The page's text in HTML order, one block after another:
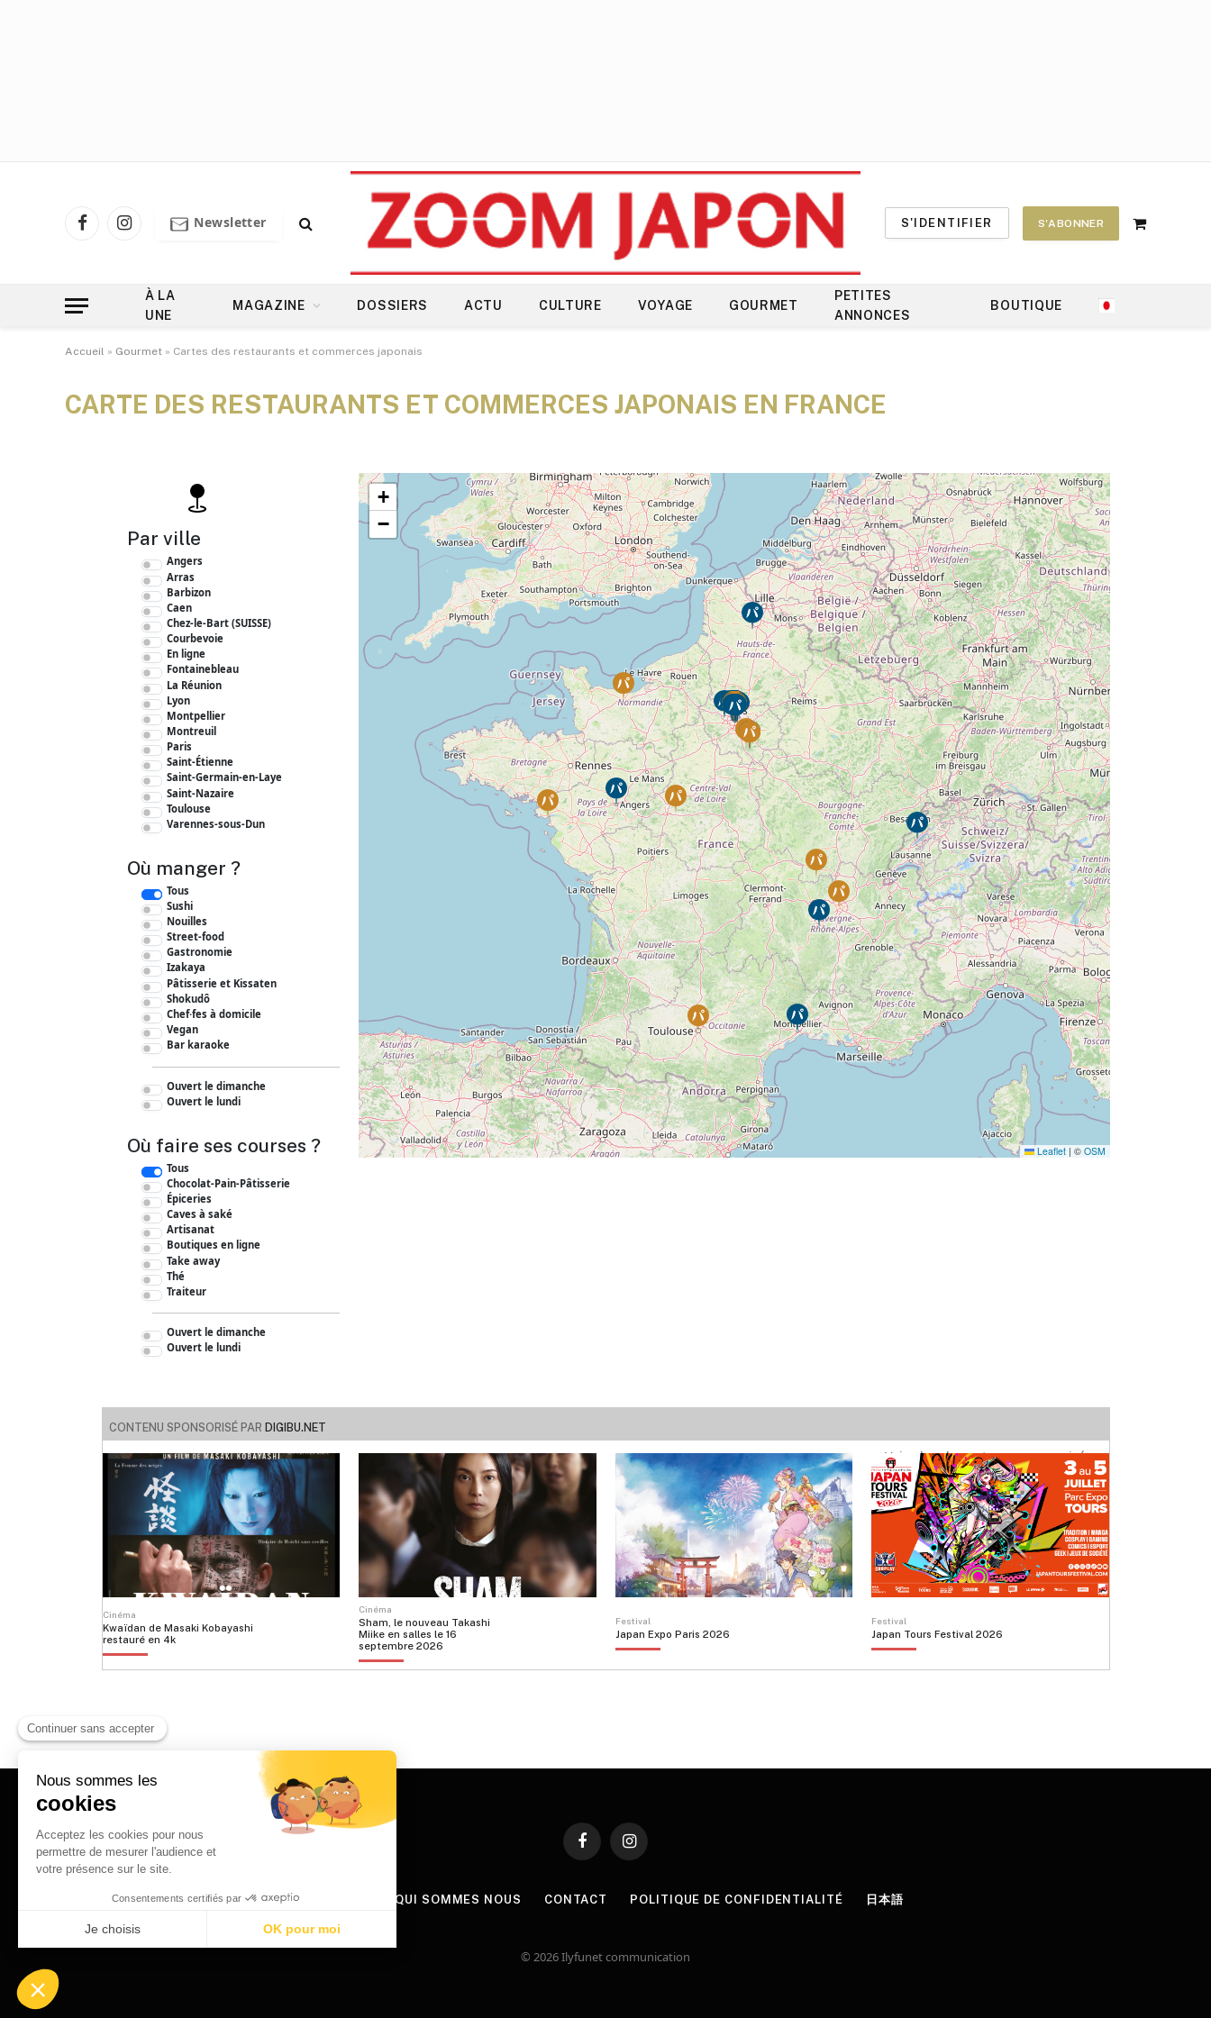
FacebookInstagram
Newsletter S'IDENTIFIER S'ABONNER
Shopping
À LA
UNE
MAGAZINE DOSSIERS ACTU CULTURE VOYAGE GOURMET
PETITES
ANNONCES
BOUTIQUE
Accueil » Gourmet » Cartes des restaurants et commerces japonais
CARTE DES RESTAURANTS ET COMMERCES JAPONAIS EN FRANCE
Par ville
Angers
Arras
Barbizon
Caen
Chez-le-Bart (SUISSE)
Courbevoie
En ligne
Fontainebleau
La Réunion
Lyon
Montpellier
Montreuil
Paris
Saint-Étienne
Saint-Germain-en-Laye
Saint-Nazaire
Toulouse
Varennes-sous-Dun
Où manger ?
Tous
Sushi
Nouilles
Street-food
Gastronomie
Izakaya
Pâtisserie et Kissaten
Shokudô
Chef·fes à domicile
Vegan
Bar karaoke
Ouvert le dimanche
Ouvert le lundi
Où faire ses courses ?
Tous
Chocolat-Pain-Pâtisserie
Épiceries
Caves à saké
Artisanat
Boutiques en ligne
Take away
Thé
Traiteur
Ouvert le dimanche
Ouvert le lundi
+
−
Leaflet | © OSM
CONTENU SPONSORISÉ PAR DIGIBU.NET
Voir plus de contenus sponsorisés
Cinéma
Kwaïdan de Masaki Kobayashi
restauré en 4k
Cinéma
Sham, le nouveau Takashi
Miike en salles le 16
septembre 2026
Festival
Japan Expo Paris 2026
Festival
Japan Tours Festival 2026
FacebookInstagram
QUI SOMMES NOUS CONTACT POLITIQUE DE CONFIDENTIALITÉ 日本語
© 2026 Ilyfunet communication